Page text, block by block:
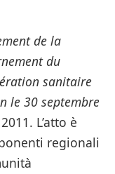
de la
du
sanitaire
le 30 septembre
L’atto è
regionali